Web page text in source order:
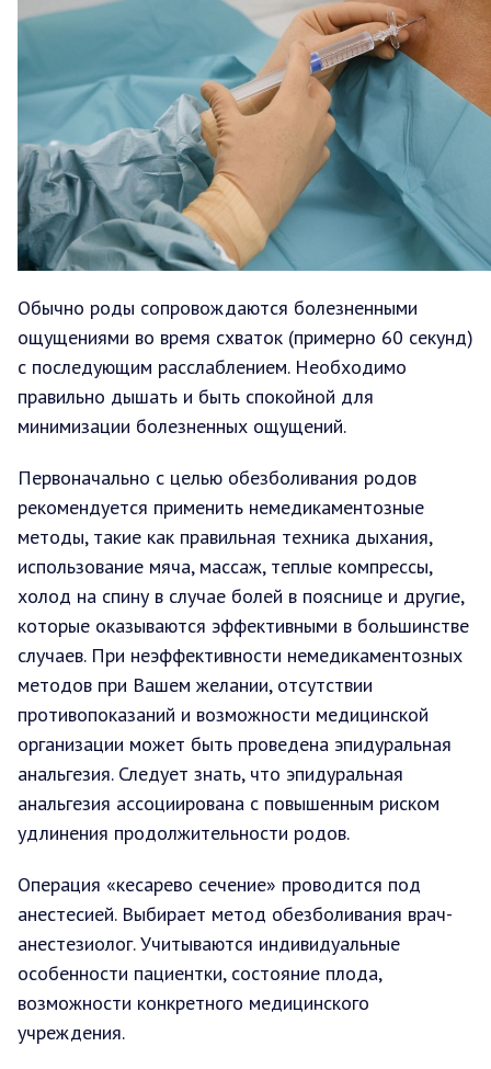
Обычно роды сопровождаются болезненными
ощущениями во время схваток (примерно 60 секунд)
с последующим расслаблением. Необходимо
правильно дышать и быть спокойной для
минимизации болезненных ощущений.
Первоначально с целью обезболивания родов
рекомендуется применить немедикаментозные
методы, такие как правильная техника дыхания,
использование мяча, массаж, теплые компрессы,
холод на спину в случае болей в пояснице и другие,
которые оказываются эффективными в большинстве
случаев. При неэффективности немедикаментозных
методов при Вашем желании, отсутствии
противопоказаний и возможности медицинской
организации может быть проведена эпидуральная
анальгезия. Следует знать, что эпидуральная
анальгезия ассоциирована с повышенным риском
удлинения продолжительности родов.
Операция «кесарево сечение» проводится под
анестесией. Выбирает метод обезболивания врач-
анестезиолог. Учитываются индивидуальные
особенности пациентки, состояние плода,
возможности конкретного медицинского
учреждения.